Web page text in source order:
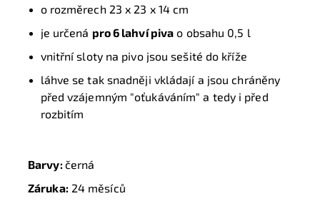
o rozměrech 23 x 23 x 14 cm
je určená pro 6 lahví piva o obsahu 0,5 l
vnitřní sloty na pivo jsou sešité do kříže
láhve se tak snadněji vkládají a jsou chráněny
před vzájemným "oťukáváním" a tedy i před
rozbitím
Barvy:černá
Záruka:24 měsíců